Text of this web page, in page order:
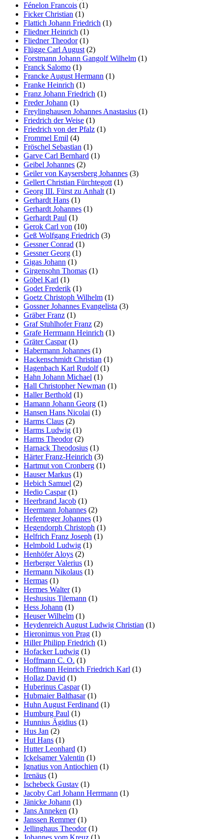
Fénelon Francois (1)
Ficker Christian (1)
Flattich Johann Friedrich (1)
Fliedner Heinrich (1)
Fliedner Theodor(1)
Flügge Carl August (2)
Forstmann Johann Gangolf Wilhelm (1)
Franck Salomo (1)
Francke August Hermann (1)
Franke Heinrich (1)
Franz Johann Friedrich (1)
Freder Johann (1)
Freylinghausen Johannes Anastasius (1)
Friedrich der Weise (1)
Friedrich von der Pfalz (1)
Frommel Emil (4)
Fröschel Sebastian (1)
Garve Carl Bernhard (1)
Geibel Johannes (2)
Geiler von Kaysersberg Johannes (3)
Gellert Christian Fürchtegott (1)
Georg III. Fürst zu Anhalt (1)
Gerhardt Hans (1)
Gerhardt Johannes (1)
Gerhardt Paul (1)
Gerok Carl von (10)
Geß Wolfgang Friedrich (3)
Gessner Conrad (1)
Gessner Georg (1)
Gigas Johann (1)
Girgensohn Thomas (1)
Göbel Karl (1)
Godet Frederik (1)
Goetz Christoph Wilhelm (1)
Gossner Johannes Evangelista (3)
Gräber Franz (1)
Graf Stuhlhofer Franz (2)
Grafe Herrmann Heinrich (1)
Gräter Caspar(1)
Habermann Johannes (1)
Hackenschmidt Christian (1)
Hagenbach Karl Rudolf(1)
Hahn Johann Michael (1)
Hall Christopher Newman (1)
Haller Berthold (1)
Hamann Johann Georg (1)
Hansen Hans Nicolai (1)
Harms Claus (2)
Harms Ludwig (1)
Harms Theodor(2)
Harnack Theodosius (1)
Härter Franz-Heinrich (3)
Hartmut von Cronberg (1)
Hauser Markus (1)
Hebich Samuel (2)
Hedio Caspar(1)
Heerbrand Jacob (1)
Heermann Johannes (2)
Hefentreger Johannes (1)
Hegendorph Christoph (1)
Helfrich Franz Joseph (1)
Helmbold Ludwig (1)
Henhöfer Aloys (2)
Herberger Valerius (1)
Hermann Nikolaus (1)
Hermas (1)
Hermes Walter(1)
Heshusius Tilemann (1)
Hess Johann (1)
Heuser Wilhelm (1)
Heydenreich August Ludwig Christian (1)
Hieronimus von Prag (1)
Hiller Philipp Friedrich (1)
Hofacker Ludwig (1)
Hoffmann C. O. (1)
Hoffmann Heinrich Friedrich Karl (1)
Hollaz David (1)
Huberinus Caspar(1)
Hubmaier Balthasar(1)
Huhn August Ferdinand (1)
Humburg Paul (1)
Hunnius Ägidius (1)
Hus Jan (2)
Hut Hans (1)
Hutter Leonhard (1)
Ickelsamer Valentin (1)
Ignatius von Antiochien (1)
Irenäus (1)
Ischebeck Gustav (1)
Jacoby Carl Johann Herrmann (1)
Jänicke Johann (1)
Jans Anneken (1)
Janssen Remmer(1)
Jellinghaus Theodor(1)
Johannes vom Kreuz (1)